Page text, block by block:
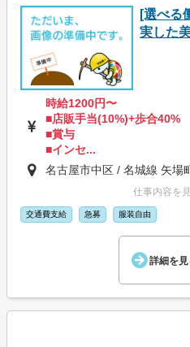
[選べる
実した
時給1200円〜
■店販手当(10%)+歩合40%
■賞与
■インセ...
名古屋市中区 / 名城線 矢場
仕事内容を
交通費支給 急募 服装自由
詳細を見